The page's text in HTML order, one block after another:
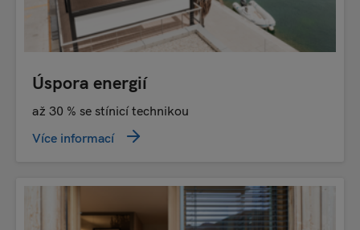
Úspora energií
až 30 % se stínicí technikou
Více informací